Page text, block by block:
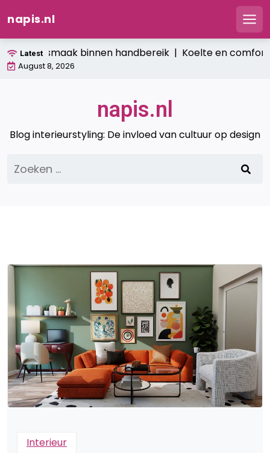
naar
de
napis.nl
Latest
smaak binnen handbereik |Koelte en comfort: hoe
August 8, 2026
napis.nl
Blog interieurstyling: De invloed van cultuur op design
naar:
Interieur